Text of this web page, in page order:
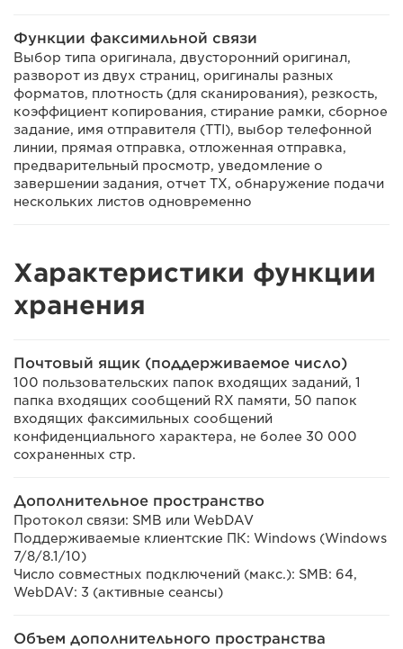
Функции факсимильной связи
Выбор типа оригинала, двусторонний оригинал,
разворот из двух страниц, оригиналы разных
форматов, плотность (для сканирования), резкость,
коэффициент копирования, стирание рамки, сборное
задание, имя отправителя (TTI), выбор телефонной
линии, прямая отправка, отложенная отправка,
предварительный просмотр, уведомление о
завершении задания, отчет TX, обнаружение подачи
нескольких листов одновременно
Характеристики функции
хранения
Почтовый ящик (поддерживаемое число)
100 пользовательских папок входящих заданий, 1
папка входящих сообщений RX памяти, 50 папок
входящих факсимильных сообщений
конфиденциального характера, не более 30 000
сохраненных стр.
Дополнительное пространство
Протокол связи: SMB или WebDAV
Поддерживаемые клиентские ПК: Windows (Windows
7/8/8.1/10)
Число совместных подключений (макс.): SMB: 64,
WebDAV: 3 (активные сеансы)
Объем дополнительного пространства